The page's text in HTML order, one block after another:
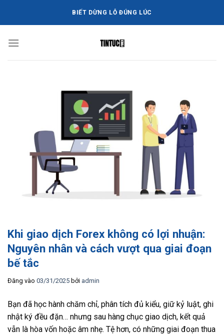
dung
BIẾT DỪNG LỖ ĐÚNG LÚC
Khi giao dịch Forex không có lợi nhuận:
Nguyên nhân và cách vượt qua giai đoạn
bế tắc
Đăng vào 03/31/2025 bởi admin
Bạn đã học hành chăm chỉ, phân tích đủ kiểu, giữ kỷ luật, ghi
nhật ký đều đặn… nhưng sau hàng chục giao dịch, kết quả
vẫn là hòa vốn hoặc âm nhẹ. Tệ hơn, có những giai đoạn thua